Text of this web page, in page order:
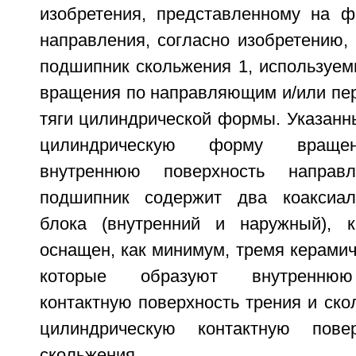
изобретения, представленному на
направления, согласно
подшипник скольжения 1,
вращения по направляющим и/или
тяги цилиндрической формы.
цилиндрическую форму
внутреннюю поверхность
подшипник содержит два
блока (внутренний и наружный),
оснащен, как минимум, тремя
которые образуют
контактную поверхность трения и
цилиндрическую контактную